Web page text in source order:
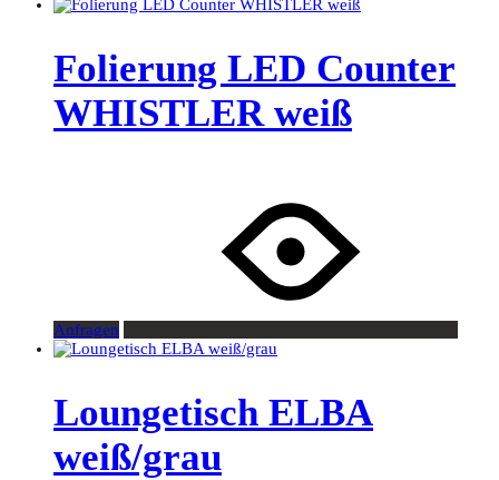
Folierung LED Counter
WHISTLER weiß
Anfragen
Loungetisch ELBA
weiß/grau